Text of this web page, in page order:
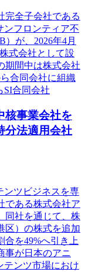
完全子会社である
フロンティア不
が、2026年4月
式会社として設
期間中は株式会社
合同会社に組織
SI合同会社
核事業会社を
分法適用会社
ンツビジネスを専
である株式会社ア
同社を通じて、株
区）の株式を追加
を49%へ引き上
事が日本のアニ
テンツ市場におけ